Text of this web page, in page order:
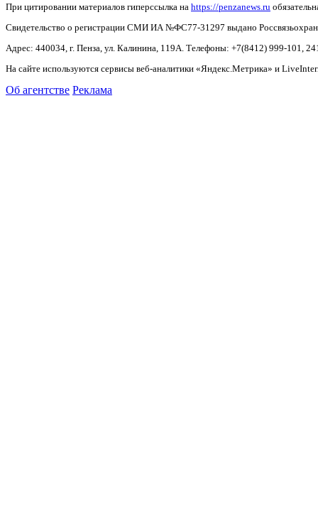
При цитировании материалов гиперссылка на https://penzanews.ru
Свидетельство о регистрации СМИ ИА №ФС77-31297 выдано
Адрес: 440034, г. Пенза, ул. Калинина, 119А. Телефоны: +7(8412) 999-101,
На сайте используются сервисы веб-аналитики «Яндекс.Метрика» и
Об агентстве Реклама